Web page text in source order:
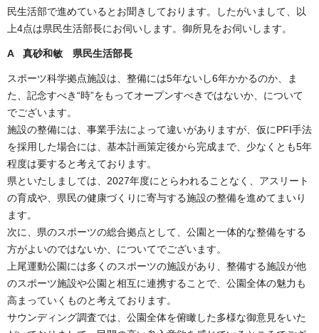
民生活部で進めているとお聞きしております。したがいまして、以
上4点は県民生活部長にお伺いします。御所見をお伺いします。
A 真砂和敏 県民生活部長
スポーツ科学拠点施設は、整備には5年ないし6年かかるのか、ま
た、記念すべき“時”をもってオープンすべきではないか、について
でございます。
施設の整備には、事業手法によって違いがありますが、仮にPFI手法
を採用した場合には、基本計画策定後から完成まで、少なくとも5年
程度は要すると考えております。
県といたしましては、2027年度にとらわれることなく、アスリート
の育成や、県民の健康づくりに寄与する施設の整備を進めてまいり
ます。
次に、県のスポーツの総合拠点として、公園と一体的な整備をする
方がよいのではないか、についてでございます。
上尾運動公園には多くのスポーツの施設があり、整備する施設が他
のスポーツ施設や公園と相互に連携することで、公園全体の魅力も
高まっていくものと考えております。
サウンディング調査では、公園全体を俯瞰した多様な御意見をいた